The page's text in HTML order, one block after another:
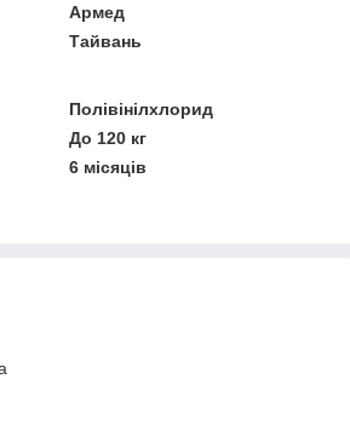
Армед
Тайвань
Полівінілхлорид
До 120 кг
6 місяців